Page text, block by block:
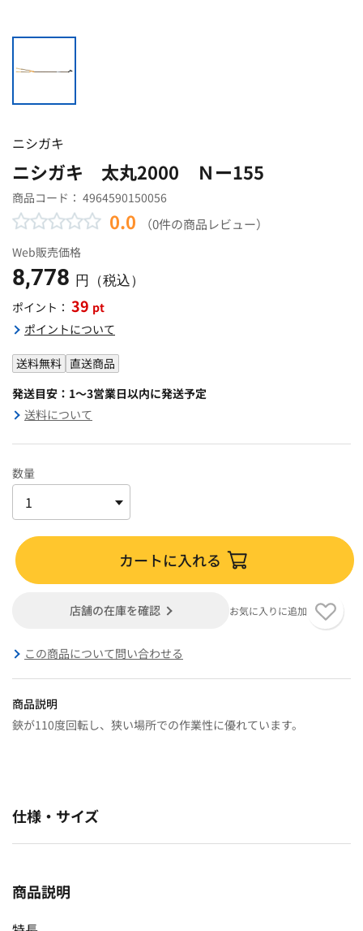
ニシガキ
ニシガキ 太丸2000 Ｎー155
商品コード： 4964590150056
0.0 （0件の商品レビュー）
Web販売価格
8,778 円（税込）
ポイント： 39 pt
ポイントについて
送料無料 直送商品
発送目安：1～3営業日以内に発送予定
送料について
数量
カートに入れる
店舗の在庫を確認 お気に入りに追加
この商品について問い合わせる
商品説明
鋏が110度回転し、狭い場所での作業性に優れています。
仕様・サイズ
商品説明